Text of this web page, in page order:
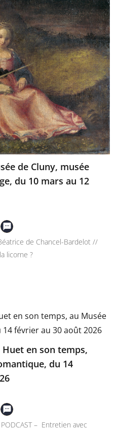
de Cluny, musée
du 10 mars au 12
de Chancel-Bardelot //
licorne ?
Huet en son temps,
du 14
– Entretien avec